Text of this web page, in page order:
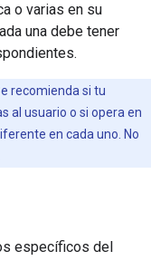
o varias en su
una debe tener
recomienda si tu
al usuario o si opera en
en cada uno. No
específicos del